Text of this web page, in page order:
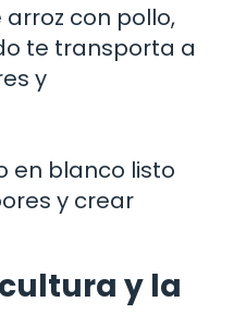
con pollo,
te transporta a
y
en blanco listo
y crear
y la